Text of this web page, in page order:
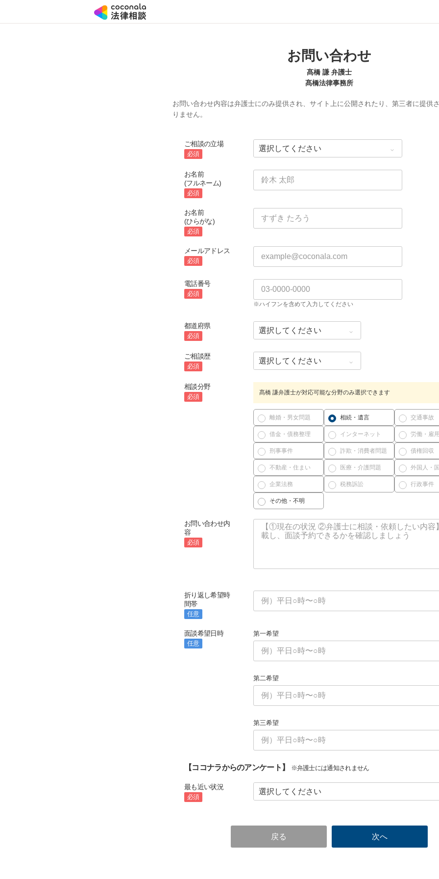
お問い合わせ
髙橋 謙 弁護士
髙橋法律事務所
お問い合わせ内容は弁護士にのみ提供され、サイト上に公開されたり、第三者に提供
りません。
ご相談の立場
必須
お名前
(フルネーム)
必須
お名前
(ひらがな)
必須
メールアドレス
必須
電話番号
必須
※ハイフンを含めて入力してください
都道府県
必須
ご相談歴
必須
相談分野
必須
髙橋 謙弁護士が対応可能な分野のみ選択できます
離婚・男女問題 相続・遺言 交通事故
借金・債務整理 インターネット 労働・雇
刑事事件 詐欺・消費者問題 債権回収
不動産・住まい 医療・介護問題 外国人・
企業法務 税務訴訟 行政事件
その他・不明
お問い合わせ内
容
必須
折り返し希望時
間帯
任意
面談希望日時
任意
第一希望
第二希望
第三希望
【ココナラからのアンケート】 ※弁護士には通知されません
最も近い状況
必須